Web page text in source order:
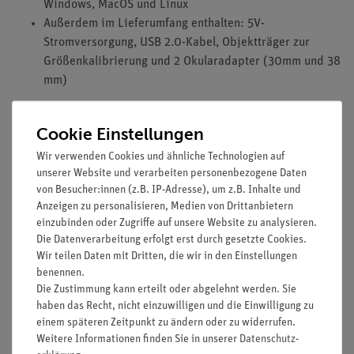
Windows, MacOS und Linux
Außerdem im Lieferumfang enthalten: 5V-
Stromversorgung, USB 2.0-Kabel, Objektträger zur
Größenkalibrierung und 2 Okularadapter (30mm und 38
mm)
Zusätzlich erforderlich:
Für die Verwendung mit einem trinokularen Mikroskop
ist noch ein C-Mount Adapter erforderlich.
Media / Downloads
Cookie Einstellungen
Wir verwenden Cookies und ähnliche Technologien auf
unserer Website und verarbeiten personenbezogene Daten
von Besucher:innen (z.B. IP-Adresse), um z.B. Inhalte und
Anzeigen zu personalisieren, Medien von Drittanbietern
einzubinden oder Zugriffe auf unsere Website zu analysieren.
Die Datenverarbeitung erfolgt erst durch gesetzte Cookies.
Wir teilen Daten mit Dritten, die wir in den Einstellungen
benennen.
Die Zustimmung kann erteilt oder abgelehnt werden. Sie
haben das Recht, nicht einzuwilligen und die Einwilligung zu
einem späteren Zeitpunkt zu ändern oder zu widerrufen.
Weitere Informationen finden Sie in unserer Daten­schutz­